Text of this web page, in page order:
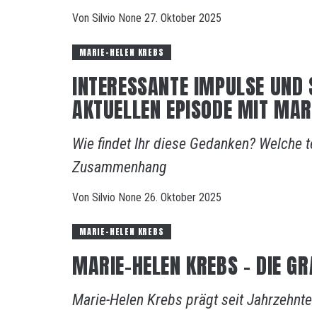
Von Silvio None 27. Oktober 2025
MARIE-HELEN KREBS
INTERESSANTE IMPULSE
AKTUELLEN EPISODE MIT
Wie findet Ihr diese Gedanken?
Zusammenhang
Von Silvio None 26. Oktober 2025
MARIE-HELEN KREBS
MARIE-HELEN KREBS – DIE
Marie-Helen Krebs prägt seit